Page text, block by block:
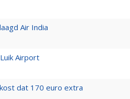
Air India
Airport
dat 170 euro extra